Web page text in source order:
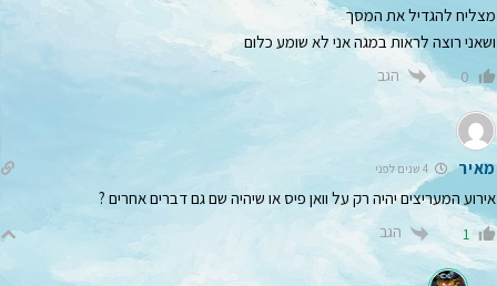
מצליח להגדיל את המסך
ושאני רוצה לראות במגה אני לא שומע כלום
0 הגב
מאיר
אירוע המעריצים יהיה רק על וואן פיס או שיהיה שם גם דברים אחרים ?
1 הגב